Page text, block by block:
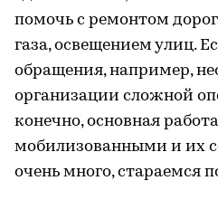
помочь с ремонтом
газа, освещением улиц.
обращения, например,
организации сложной
конечно, основная
мобилизованными и их
очень много, стараемся